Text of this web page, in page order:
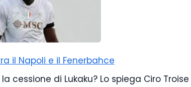
il Napoli e il Fenerbahce
cessione di Lukaku? Lo spiega Ciro Troise